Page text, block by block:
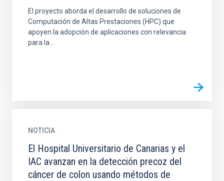
El proyecto aborda el desarrollo de soluciones de
Computación de Altas Prestaciones (HPC) que
apoyen la adopción de aplicaciones con relevancia
para la...
NOTICIA
El Hospital Universitario de Canarias y el
IAC avanzan en la detección precoz del
cáncer de colon usando métodos de